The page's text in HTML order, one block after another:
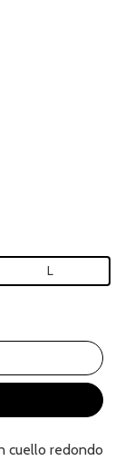
L
cuello redondo